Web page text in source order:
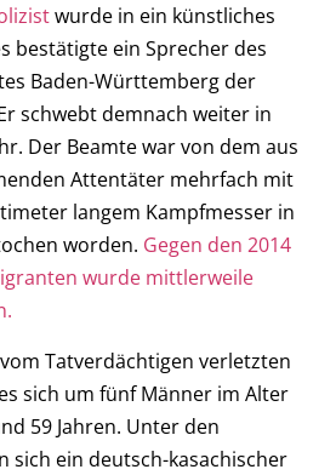
wurde in ein künstliches
bestätigte ein Sprecher des
Baden-Württemberg der
Er schwebt demnach weiter in
Der Beamte war von dem aus
Attentäter mehrfach mit
langem Kampfmesser in
worden. Gegen den 2014
wurde mittlerweile
Tatverdächtigen verletzten
sich um fünf Männer im Alter
59 Jahren. Unter den
sich ein deutsch-kasachischer